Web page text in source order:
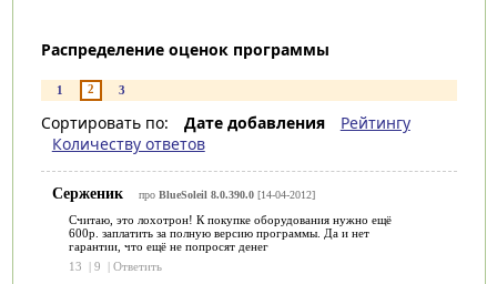
Распределение оценок программы
1 2 3
Сортировать по: Дате добавления
Рейтингу
Количеству ответов
Серженик про BlueSoleil 8.0.390.0[14-04-2012]
Считаю, это лохотрон! К покупке оборудования нужно ещё
600р. заплатить за полную версию программы. Да и нет
гарантии, что ещё не попросят денег
13
| 9 | Ответить